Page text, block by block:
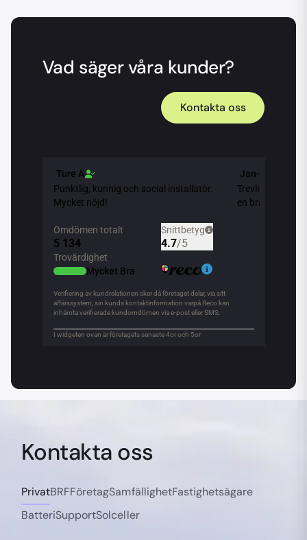
Vad säger våra kunder?
Kontakta oss
Kontakta oss
PrivatBRFFöretagSamfällighetFastighetsägare
BatteriSupportSolceller